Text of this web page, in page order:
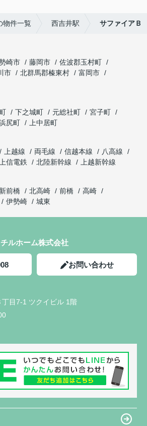
物件一覧 西吉井駅 サファイアＢ
崎市 藤岡市
佐波郡玉村町
市 北群馬郡榛東村
富岡市
下之城町 元総社町
宮子町
尻町
上中居町
上越線 両毛線 信越本線
八高線
信電鉄 北陸新幹線
上越新幹線
新前橋 北高崎 前橋
高崎
伊勢崎 城東
チルホーム株式会社
お問い合わせ
目7-1 ツクイビル 1階